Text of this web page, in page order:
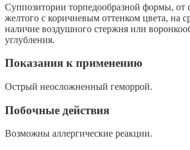
Суппозитории торпедообразной формы, от
желтого с коричневым оттенком цвета, на
наличие воздушного стержня или
углубления.
Показания к применению
Острый неосложненный геморрой.
Побочные действия
Возможны аллергические реакции.